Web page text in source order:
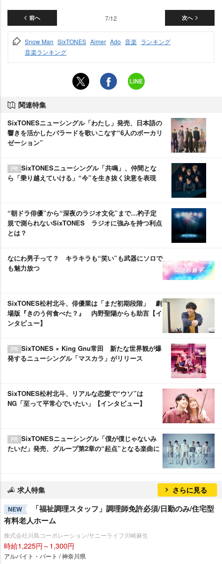
前へ 次へ
7/12
Snow Man SixTONES Aimer Ado 音楽 ランキング
音楽ランキング
関連特集
SixTONESニューシングル「わたし」発売、日本語の
響きを活かしたバラードを歌いこなす“6人のボーカリ
ゼーション”
SixTONESニューシングル「共鳴」、仲間とな
ら「乗り越えていける」“今”を生き抜く決意を表現
“朝ドラ俳優”から“深夜のラジオ文化”まで…杓子定
規で測られないSixTONES ラジオに強みを持つ利点
とは？
なにわ男子って？ キラキラも“笑い”も武器にソロで
も魅力放つ
SixTONES松村北斗、俳優業は「まだ初期段階」 劇
場版『きのう何食べた？』 内野聖陽からも助言【イ
ンタビュー】
SixTONES × King Gnu常田 新たな世界観が爆
発するニューシングル「マスカラ」がリリース
SixTONES松村北斗、リアルな恋愛で“ウソ”は
NG「至って平常心でいたい」【インタビュー】
SixTONESニューシングル「僕が僕じゃないみ
たいだ」発売、グループ第2章の“起点”となる楽曲に
求人特集 さらに見る
NEW
「福祉調理スタッフ」調理師免許必須/日勤のみ/住宅型
有料老人ホーム
株式会社川島コーポレーション/サニーライフ川崎麻生
時給1,225円～1,300円
アルバイト・パート / 神奈川県